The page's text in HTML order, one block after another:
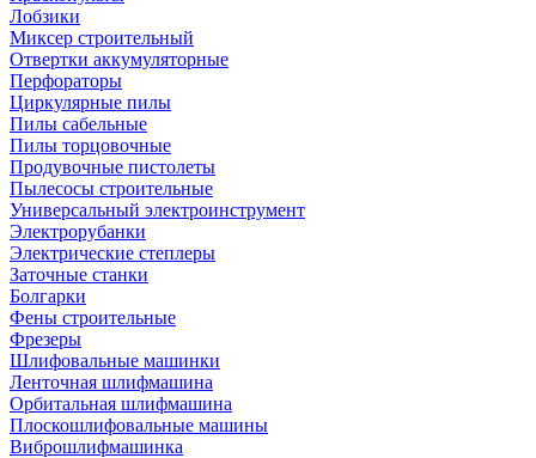
Лобзики
Миксер строительный
Отвертки аккумуляторные
Перфораторы
Циркулярные пилы
Пилы сабельные
Пилы торцовочные
Продувочные пистолеты
Пылесосы строительные
Универсальный электроинструмент
Электрорубанки
Электрические степлеры
Заточные станки
Болгарки
Фены строительные
Фрезеры
Шлифовальные машинки
Ленточная шлифмашина
Орбитальная шлифмашина
Плоскошлифовальные машины
Виброшлифмашинка